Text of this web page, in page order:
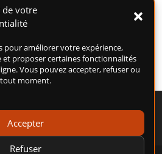
de votre
pour améliorer votre expérience,
et proposer certaines fonctionnalités
Vous pouvez accepter, refuser ou
tout moment.
Accepter
Refuser